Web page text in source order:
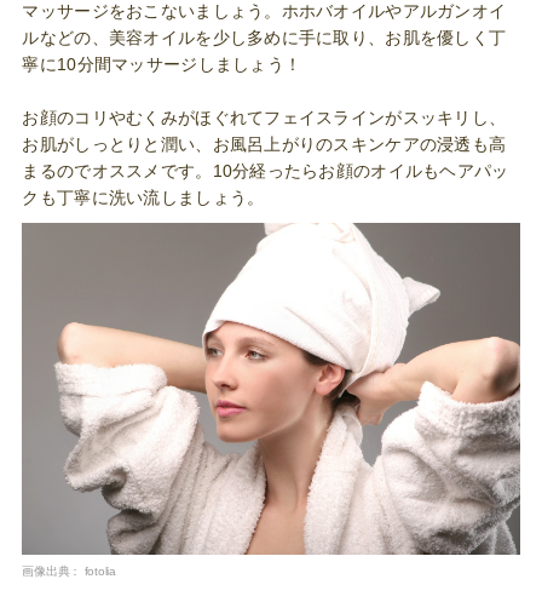
マッサージをおこないましょう。ホホバオイルやアルガンオイ
ルなどの、美容オイルを少し多めに手に取り、お肌を優しく丁
寧に10分間マッサージしましょう！
お顔のコリやむくみがほぐれてフェイスラインがスッキリし、
お肌がしっとりと潤い、お風呂上がりのスキンケアの浸透も高
まるのでオススメです。10分経ったらお顔のオイルもヘアパッ
クも丁寧に洗い流しましょう。
画像出典： fotolia